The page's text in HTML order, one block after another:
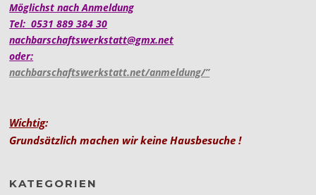
Möglichst nach Anmeldung
Tel: 0531 889 384 30
nachbarschaftswerkstatt@gmx.net
oder:
nachbarschaftswerkstatt.net/anmeldung/”
Wichtig:
Grundsätzlich machen wir keine Hausbesuche !
KATEGORIEN